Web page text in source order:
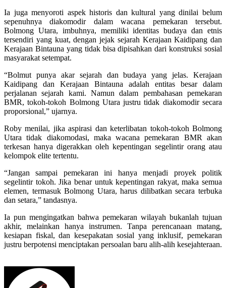
Ia juga menyoroti aspek historis dan kultural yang dinilai belum
sepenuhnya diakomodir dalam wacana pemekaran tersebut.
Bolmong Utara, imbuhnya, memiliki identitas budaya dan etnis
tersendiri yang kuat, dengan jejak sejarah Kerajaan Kaidipang dan
Kerajaan Bintauna yang tidak bisa dipisahkan dari konstruksi sosial
masyarakat setempat.
“Bolmut punya akar sejarah dan budaya yang jelas. Kerajaan
Kaidipang dan Kerajaan Bintauna adalah entitas besar dalam
perjalanan sejarah kami. Namun dalam pembahasan pemekaran
BMR, tokoh-tokoh Bolmong Utara justru tidak diakomodir secara
proporsional,” ujarnya.
Roby menilai, jika aspirasi dan keterlibatan tokoh-tokoh Bolmong
Utara tidak diakomodasi, maka wacana pemekaran BMR akan
terkesan hanya digerakkan oleh kepentingan segelintir orang atau
kelompok elite tertentu.
“Jangan sampai pemekaran ini hanya menjadi proyek politik
segelintir tokoh. Jika benar untuk kepentingan rakyat, maka semua
elemen, termasuk Bolmong Utara, harus dilibatkan secara terbuka
dan setara,” tandasnya.
Ia pun mengingatkan bahwa pemekaran wilayah bukanlah tujuan
akhir, melainkan hanya instrumen. Tanpa perencanaan matang,
kesiapan fiskal, dan kesepakatan sosial yang inklusif, pemekaran
justru berpotensi menciptakan persoalan baru alih-alih kesejahteraan.